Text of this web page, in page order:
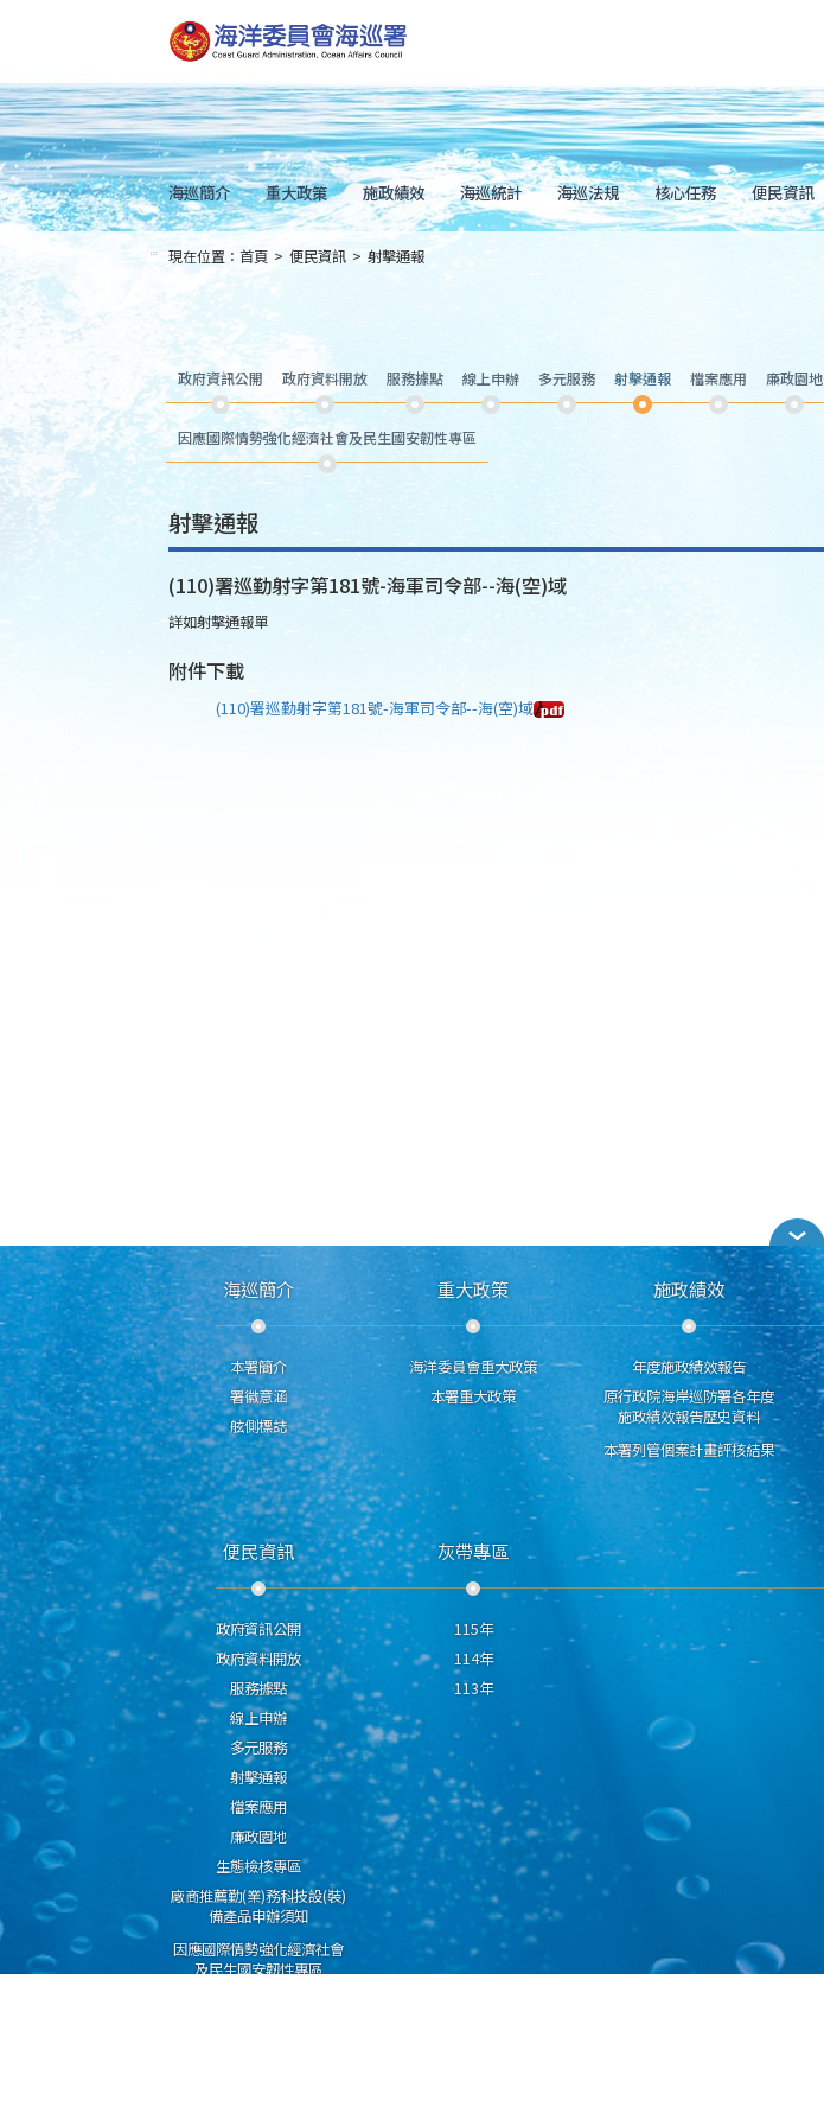
到
主
內
容
Skip
to
main
content
海巡簡介 重大政策 施政績效 海巡統計 海巡法規 核心任務 便民資訊
::: 現在位置： 首頁 > 便民資訊 > 射擊通報
政府資訊公開 政府資料開放 服務據點 線上申辦 多元服務 射擊通報 檔案應用 廉政園地
因應國際情勢強化經濟社會及民生國安韌性專區
射擊通報
(110)署巡勤射字第181號-海軍司令部--海(空)域
詳如射擊通報單
附件下載
(110)署巡勤射字第181號-海軍司令部--海(空)域
海巡簡介
本署簡介
署徽意涵
舷側標誌
重大政策
海洋委員會重大政策
本署重大政策
施政績效
年度施政績效報告
原行政院海岸巡防署各年度
施政績效報告歷史資料
本署列管個案計畫評核結果
便民資訊
政府資訊公開
政府資料開放
服務據點
線上申辦
多元服務
射擊通報
檔案應用
廉政園地
生態檢核專區
廠商推薦勤(業)務科技設(裝)
備產品申辦須知
因應國際情勢強化經濟社會
及民生國安韌性專區
灰帶專區
115年
114年
113年